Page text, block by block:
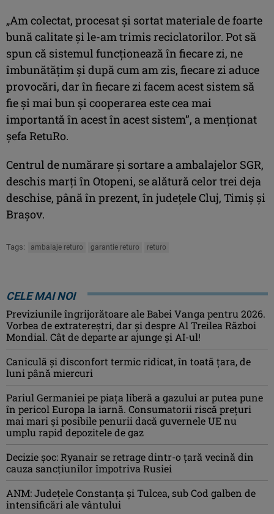
„Am colectat, procesat şi sortat materiale de foarte
bună calitate şi le-am trimis reciclatorilor. Pot să
spun că sistemul funcţionează în fiecare zi, ne
îmbunătăţim şi după cum am zis, fiecare zi aduce
provocări, dar în fiecare zi facem acest sistem să
fie şi mai bun şi cooperarea este cea mai
importantă în acest în acest sistem”, a menţionat
şefa RetuRo.
Centrul de numărare şi sortare a ambalajelor SGR,
deschis marţi în Otopeni, se alătură celor trei deja
deschise, până în prezent, în judeţele Cluj, Timiş şi
Braşov.
Tags: ambalaje returo garantie returo returo
CELE MAI NOI
Previziunile îngrijorătoare ale Babei Vanga pentru 2026.
Vorbea de extratereștri, dar și despre Al Treilea Război
Mondial. Cât de departe ar ajunge și AI-ul!
Caniculă şi disconfort termic ridicat, în toată ţara, de
luni până miercuri
Pariul Germaniei pe piaţa liberă a gazului ar putea pune
în pericol Europa la iarnă. Consumatorii riscă preţuri
mai mari şi posibile penurii dacă guvernele UE nu
umplu rapid depozitele de gaz
Decizie șoc: Ryanair se retrage dintr-o țară vecină din
cauza sancțiunilor împotriva Rusiei
ANM: Judeţele Constanţa şi Tulcea, sub Cod galben de
intensificări ale vântului